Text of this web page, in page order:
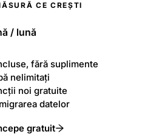
CE CREȘTI
/ lună
fără suplimente
nelimitați
noi gratuite
datelor
gratuit